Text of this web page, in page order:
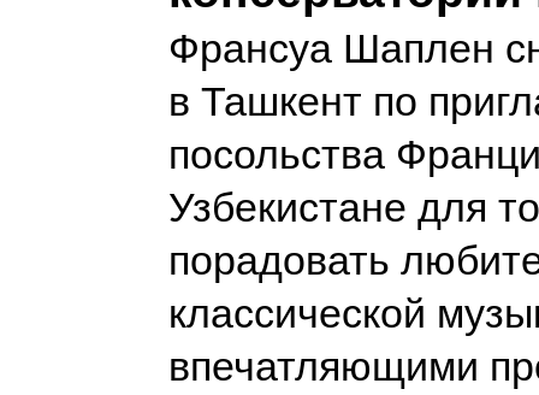
Франсуа Шаплен
в Ташкент по
посольства
Узбекистане для
порадовать
классической
впечатляющими